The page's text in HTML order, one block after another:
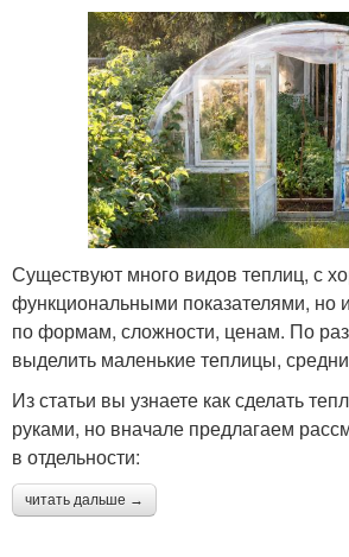
Существуют много видов теплиц, с
функциональными показателями, но
по формам, сложности, ценам. По
выделить маленькие теплицы,
Из статьи вы узнаете как сделать
руками, но вначале предлагаем
в отдельности:
читать дальше →